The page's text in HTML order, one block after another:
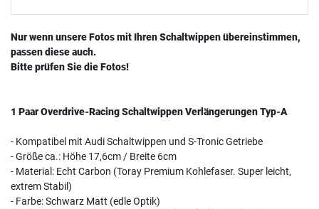
Nur wenn unsere Fotos mit Ihren Schaltwippen übereinstimmen,
passen diese auch.
Bitte prüfen Sie die Fotos!
1 Paar Overdrive-Racing Schaltwippen Verlängerungen Typ-A
- Kompatibel mit Audi Schaltwippen und S-Tronic Getriebe
- Größe ca.: Höhe 17,6cm / Breite 6cm
- Material: Echt Carbon (Toray Premium Kohlefaser. Super leicht,
extrem Stabil)
- Farbe: Schwarz Matt (edle Optik)